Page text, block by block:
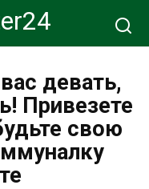
девать,
Привезете
свою